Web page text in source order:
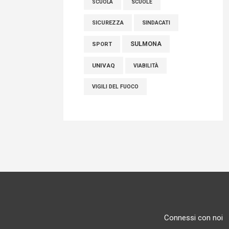
SCUOLA SCUOLE
SICUREZZA SINDACATI
SPORT SULMONA
UNIVAQ VIABILITÀ
VIGILI DEL FUOCO
Connessi con noi